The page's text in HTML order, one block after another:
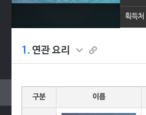
획득처
1. 연관 요리
구분 이름